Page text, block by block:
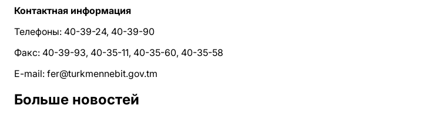
Контактная информация
Телефоны: 40-39-24, 40-39-90
Факс: 40-39-93, 40-35-11, 40-35-60, 40-35-58
E-mail: fer@turkmennebit.gov.tm
Больше новостей